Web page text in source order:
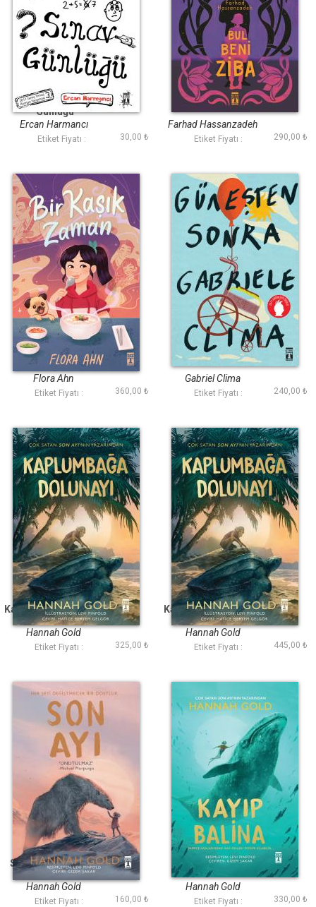
Bir Delinin Sınav
Günlüğü
Ercan Harmancı
Etiket Fiyatı : 30,00 ₺
Bul Beni Ziba
Farhad Hassanzadeh
Etiket Fiyatı : 290,00 ₺
Bir Kaşık Zaman
Flora Ahn
Etiket Fiyatı : 360,00 ₺
Güneşten Sonra
Gabriel Clima
Etiket Fiyatı : 240,00 ₺
Kaplumbağa Dolunayı
Hannah Gold
Etiket Fiyatı : 325,00 ₺
Kaplumbağa Dolunayı
Ciltli Şömizli
Hannah Gold
Etiket Fiyatı : 445,00 ₺
Son Ayı (Fleksi Cilt)
Hannah Gold
Etiket Fiyatı : 160,00 ₺
Kayıp Balina
Hannah Gold
Etiket Fiyatı : 330,00 ₺